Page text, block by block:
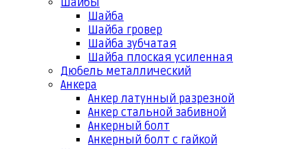
Шайбы
Шайба
Шайба гровер
Шайба зубчатая
Шайба плоская усиленная
Дюбель металлический
Анкера
Анкер латунный разрезной
Анкер стальной забивной
Анкерный болт
Анкерный болт с гайкой